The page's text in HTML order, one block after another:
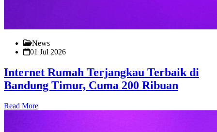
News
01 Jul 2026
Internet Rumah Terjangkau Terbaik di
Bandung Timur, Cuma 200 Ribuan
Read More